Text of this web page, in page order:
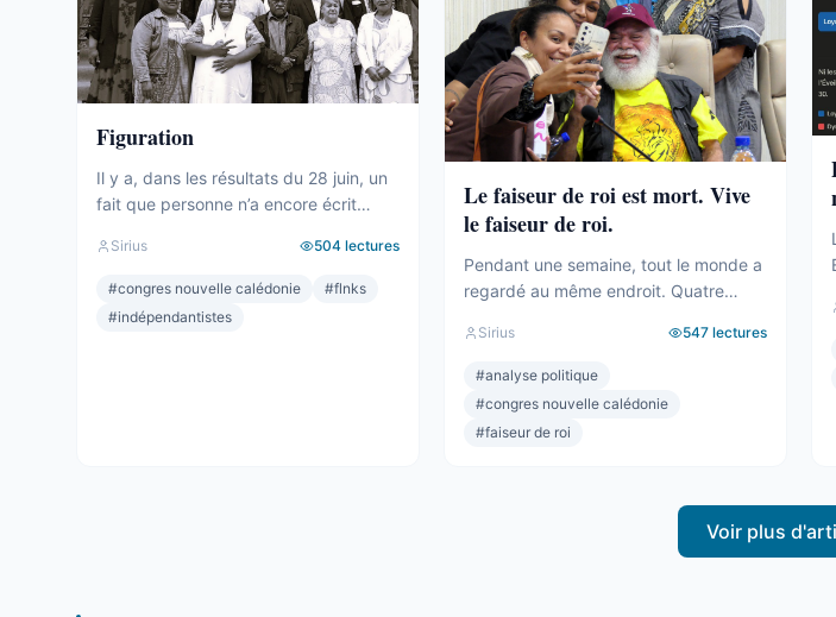
Figuration
Il y a, dans les résultats du 28 juin, un
fait que personne n’a encore écrit
obtient 19 sièges au Congrès. Dix-
neuf. C’est un chiffre respectable – le
deuxième bloc de l’hémicycle, plus
Sirius 504 lectures
#congres nouvelle calédonie #flnks
#indépendantistes
Le faiseur de roi est mort. Vive
le faiseur de roi.
Pendant une semaine, tout le monde a
regardé au même endroit. Quatre
Océanien. Le faiseur de roi, l’arbitre,
celui qui penche et fait basculer.
Depuis 2019, la formule était connue :
Sirius 547 lectures
#analyse politique
#congres nouvelle calédonie
#faiseur de roi
Voir plus